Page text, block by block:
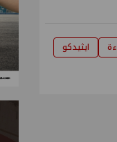
ايثيدكو